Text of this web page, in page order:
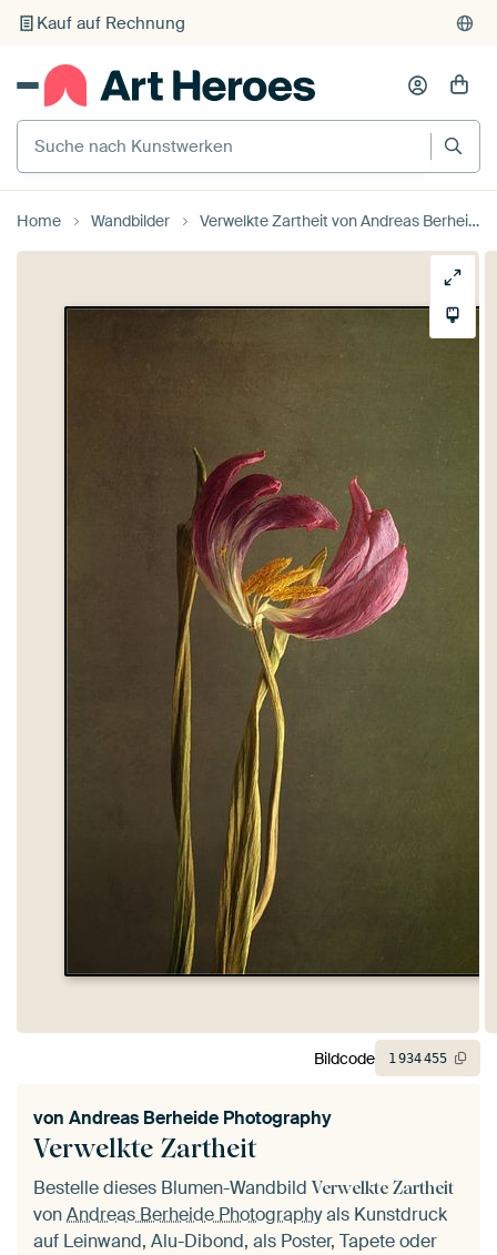
Individueller Druck auf Bestellung
Suche nach Kunstwerken
Home Wandbilder Verwelkte Zartheit von Andreas Berheide Photography
Verwelkte Zartheit
von Andreas Berheide Photography
Bestelle dieses Blumen-Wandbild Verwelkte Zartheit
vonAndreas Berheide Photographyals Kunstdruck
auf Leinwand, Alu-Dibond, als Poster, Tapete oder
Bildcode 1934455